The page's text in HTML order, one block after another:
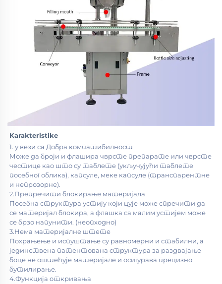
Karakteristike
1. у вези са Добра компатибилност
Може да броји и флашира чврсте препарате или чврсте
честице као што су таблете (укључујући таблете
посебног облика), капсуле, меке капсуле (транспарентне
и непрозорне).
2.Препречити блокирање материјала
Посебна структура устију који цује може спречити да
се материјал блокира, а флашка са малим устијем може
се брзо напунити. (неопходно)
3.Нема материјалне штете
Похрањење и испуштање су равномерни и стабилни, а
јединствена патентована структура за раздвајање
боце не оштећује материјале и осигурава прецизно
бутилирање.
4.Функција откривања